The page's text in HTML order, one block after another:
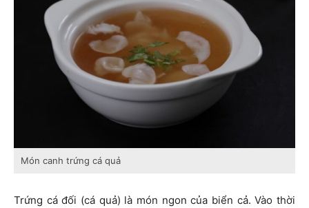
Món canh trứng cá quả
Trứng cá đối (cá quả) là món ngon của biển cả. Vào thời